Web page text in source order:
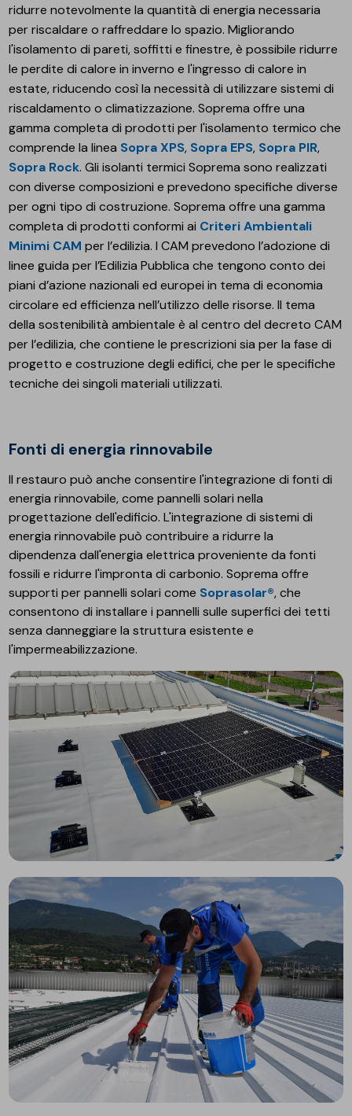
ridurre notevolmente la quantità di energia necessaria
per riscaldare o raffreddare lo spazio. Migliorando
l'isolamento di pareti, soffitti e finestre, è possibile ridurre
le perdite di calore in inverno e l'ingresso di calore in
estate, riducendo così la necessità di utilizzare sistemi di
riscaldamento o climatizzazione. Soprema offre una
gamma completa di prodotti per l'isolamento termico che
comprende la linea Sopra XPS, Sopra EPS, Sopra PIR,
Sopra Rock. Gli isolanti termici Soprema sono realizzati
con diverse composizioni e prevedono specifiche diverse
per ogni tipo di costruzione. Soprema offre una gamma
completa di prodotti conformi ai Criteri Ambientali
Minimi CAM per l’edilizia. I CAM prevedono l’adozione di
linee guida per l’Edilizia Pubblica che tengono conto dei
piani d’azione nazionali ed europei in tema di economia
circolare ed efficienza nell’utilizzo delle risorse. Il tema
della sostenibilità ambientale è al centro del decreto CAM
per l’edilizia, che contiene le prescrizioni sia per la fase di
progetto e costruzione degli edifici, che per le specifiche
tecniche dei singoli materiali utilizzati.
Fonti di energia rinnovabile
Il restauro può anche consentire l'integrazione di fonti di
energia rinnovabile, come pannelli solari nella
progettazione dell'edificio. L'integrazione di sistemi di
energia rinnovabile può contribuire a ridurre la
dipendenza dall'energia elettrica proveniente da fonti
fossili e ridurre l'impronta di carbonio. Soprema offre
supporti per pannelli solari come Soprasolar®, che
consentono di installare i pannelli sulle superfici dei tetti
senza danneggiare la struttura esistente e
l'impermeabilizzazione.